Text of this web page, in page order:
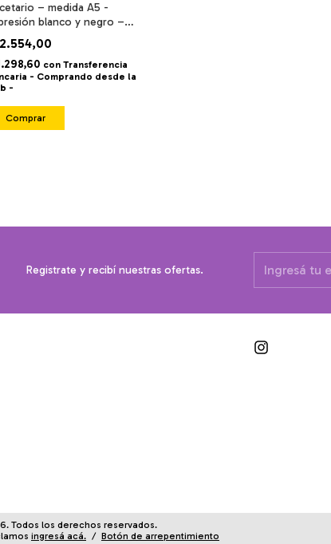
– medida A5 -
blanco y negro –
– 100 hojas –
Diseño -
con Transferencia
- Comprando desde la
-
Comprar
Registrate y recibí nuestras ofertas.
Todos los derechos reservados.
ingresá acá. / Botón de arrepentimiento